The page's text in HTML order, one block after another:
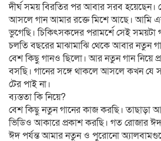
দীর্ঘ সময় বিরতির পর আবার সরব হয়েছেন।
আসলে গান আমার রক্তে মিশে আছে। আমি
ভুগেছি। চিকিৎসকদের পরামর্শে সেই সময়টা
চলতি বছরের মাঝামাঝি থেকে আবার নতুন
বেশ কিছু গানও ছিলো। আর নতুন গান নিয়ে
বসছি। গানের সঙ্গে থাকলে আসলে কখন যে
টের পাই না।
ব্যস্ততা কি নিয়ে?
বেশ কিছু নতুন গানের কাজ করছি। তাছাড়া
ভিডিও আকারে প্রকাশ করছি। গত রোজার
ঈদ পর্যন্ত আমার নতুন ও পুরোনো